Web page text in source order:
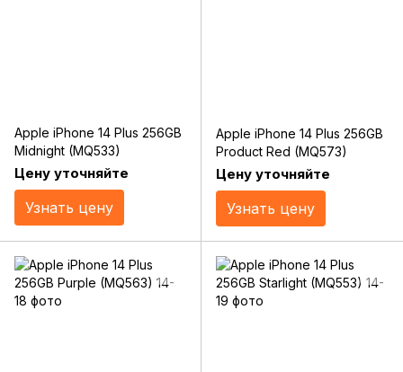
Apple iPhone 14 Plus 256GB
Midnight (MQ533)
Цену уточняйте
Узнать цену
Apple iPhone 14 Plus 256GB
Product Red (MQ573)
Цену уточняйте
Узнать цену